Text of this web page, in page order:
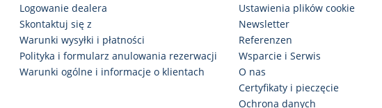
Logowanie dealera
Skontaktuj się z
Warunki wysyłki i płatności
Polityka i formularz anulowania rezerwacji
Warunki ogólne i informacje o klientach
Ustawienia plików cookie
Newsletter
Referenzen
Wsparcie i Serwis
O nas
Certyfikaty i pieczęcie
Ochrona danych